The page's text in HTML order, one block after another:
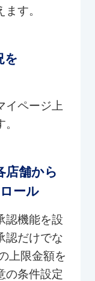
す。
を
イページ上
店舗から
ール
認機能を設
認だけでな
上限金額を
の条件設定